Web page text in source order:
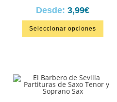
Desde: 3,99€
Seleccionar opciones